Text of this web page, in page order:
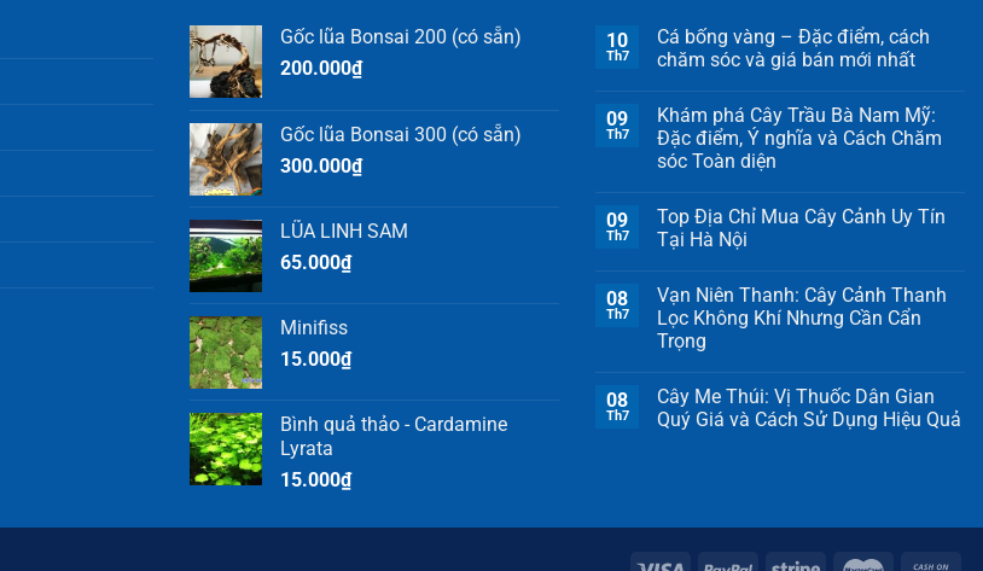
Gốc lũa Bonsai 200 (có sẵn)
200.000₫
Gốc lũa Bonsai 300 (có sẵn)
300.000₫
LŨA LINH SAM
65.000₫
Minifiss
15.000₫
Bình quả thảo - Cardamine
Lyrata
15.000₫
10
Th7
Cá bống vàng – Đặc điểm, cách
chăm sóc và giá bán mới nhất
09
Th7
Khám phá Cây Trầu Bà Nam Mỹ:
Đặc điểm, Ý nghĩa và Cách Chăm
sóc Toàn diện
09
Th7
Top Địa Chỉ Mua Cây Cảnh Uy Tín
Tại Hà Nội
08
Th7
Vạn Niên Thanh: Cây Cảnh Thanh
Lọc Không Khí Nhưng Cần Cẩn
Trọng
08
Th7
Cây Me Thúi: Vị Thuốc Dân Gian
Quý Giá và Cách Sử Dụng Hiệu Quả